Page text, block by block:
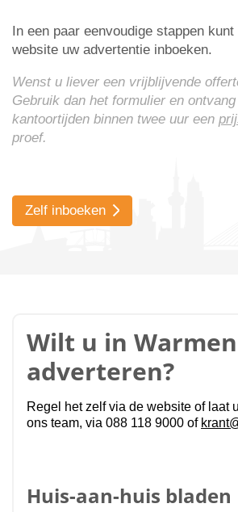
In een paar eenvoudige stappen
website uw advertentie inboeken.
Wenst u liever een vrijblijvende
Gebruik dan het formulier en
kantoortijden binnen twee uur een
proef.
Zelf inboeken
Wilt u in
adverteren?
Regel het zelf via de website of laat
ons team, via 088 118 9000 of
Huis-aan-huis bladen